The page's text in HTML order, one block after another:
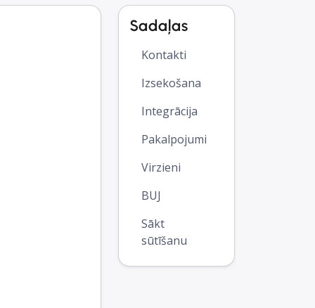
Sadaļas
Kontakti
Izsekošana
Integrācija
Pakalpojumi
Virzieni
BUJ
Sākt
sūtīšanu